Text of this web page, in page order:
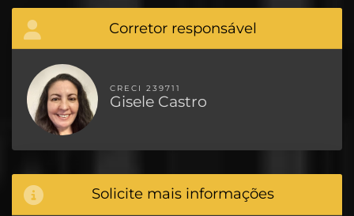
Corretor responsável
CRECI 239711
Gisele Castro
Solicite mais informações